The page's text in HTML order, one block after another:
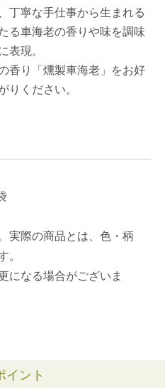
丁寧な手仕事から生まれる
る車海老の香りや味を調味
表現。
香り「燻製車海老」をお好
りください。
実際の商品とは、色・柄
。
になる場合がございま
イント